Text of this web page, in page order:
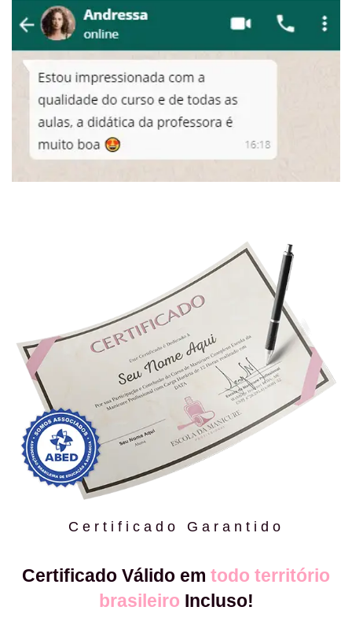
Certificado Garantido
Certificado Válido em todo território
brasileiro Incluso!